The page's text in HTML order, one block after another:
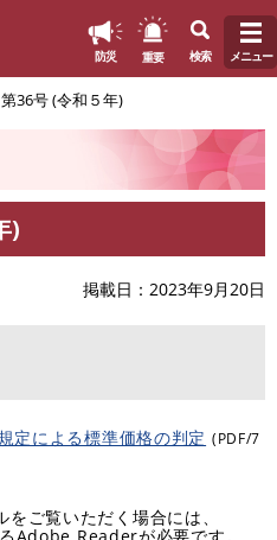
防災 重要 検索 メニュー
36号 (令和５年)
)
掲載日 2023年9月20日
定による標準価格の判定 (PDF/7
をご覧いただく場合には、